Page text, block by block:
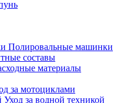
Полировальные машинки
составы
материалы
за мотоциклами
Уход за водной техникой